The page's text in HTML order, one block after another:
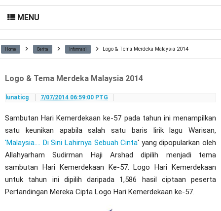
MENU
Home Berita Informasi Logo & Tema Merdeka Malaysia 2014
Logo & Tema Merdeka Malaysia 2014
lunaticg 7/07/2014 06:59:00 PTG
Sambutan Hari Kemerdekaan ke-57 pada tahun ini menampilkan
satu keunikan apabila salah satu baris lirik lagu Warisan,
'Malaysia.... Di Sini Lahirnya Sebuah Cinta' yang dipopularkan oleh
Allahyarham Sudirman Haji Arshad dipilih menjadi tema
sambutan Hari Kemerdekaan Ke-57. Logo Hari Kemerdekaan
untuk tahun ini dipilih daripada 1,586 hasil ciptaan peserta
Pertandingan Mereka Cipta Logo Hari Kemerdekaan ke-57.